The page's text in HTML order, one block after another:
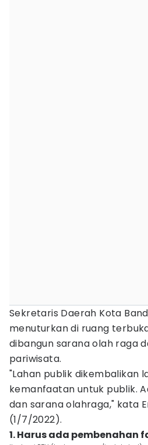
Sekretaris Daerah Kota
menuturkan di ruang
dibangun sarana olah raga
pariwisata.
"Lahan publik dikembalikan
kemanfaatan untuk publik.
dan sarana olahraga," kata
(1/7/2022).
1. Harus ada pembenahan